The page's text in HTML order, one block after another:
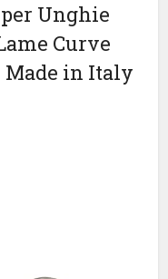
Unghie
Curve
Made in Italy